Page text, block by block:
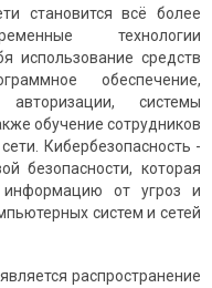
становится всё более
технологии
использование средств
обеспечение,
системы
обучение сотрудников
Кибербезопасность -
безопасности, которая
информацию от угроз и
систем и сетей
распространение